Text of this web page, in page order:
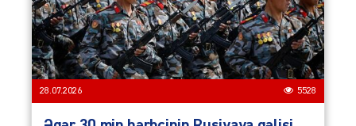
28.07.2026 5528